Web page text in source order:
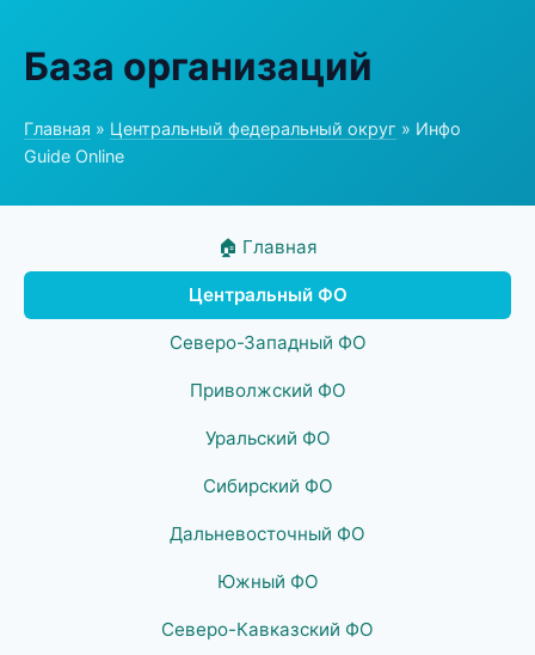
База организаций
Главная » Центральный федеральный округ » Инфо
Guide Online
🏠 Главная
Центральный ФО
Северо-Западный ФО
Приволжский ФО
Уральский ФО
Сибирский ФО
Дальневосточный ФО
Южный ФО
Северо-Кавказский ФО